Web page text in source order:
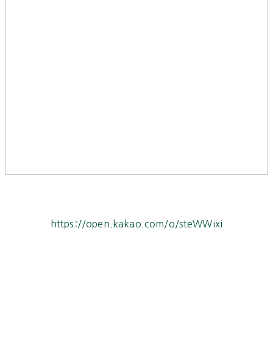
https://open.kakao.com/o/steWWixi